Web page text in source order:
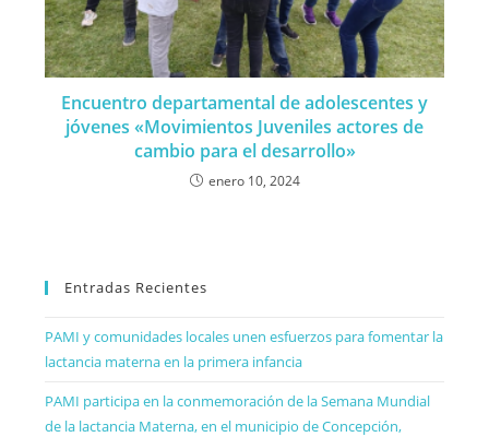
Encuentro departamental de adolescentes y
jóvenes «Movimientos Juveniles actores de
cambio para el desarrollo»
enero 10, 2024
Entradas Recientes
PAMI y comunidades locales unen esfuerzos para fomentar la
lactancia materna en la primera infancia
PAMI participa en la conmemoración de la Semana Mundial
de la lactancia Materna, en el municipio de Concepción,